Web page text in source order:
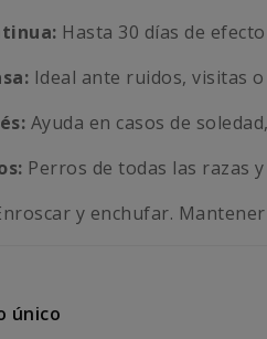
Hasta 30 días de
Ideal ante ruidos, visitas
Ayuda en casos de
Perros de todas las razas y
y enchufar.
único